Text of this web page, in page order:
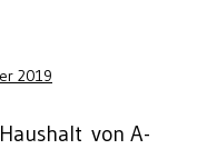
2019
von A-